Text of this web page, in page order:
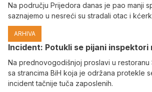
Na području Prijedora danas je pao manji
saznajemo u nesreći su stradali otac i
ARHIVA
Incident: Potukli se pijani inspektori
Na prednovogodišnjoj proslavi u
sa strancima BiH koja je održana protekle
incident tačnije tuča zaposlenih.